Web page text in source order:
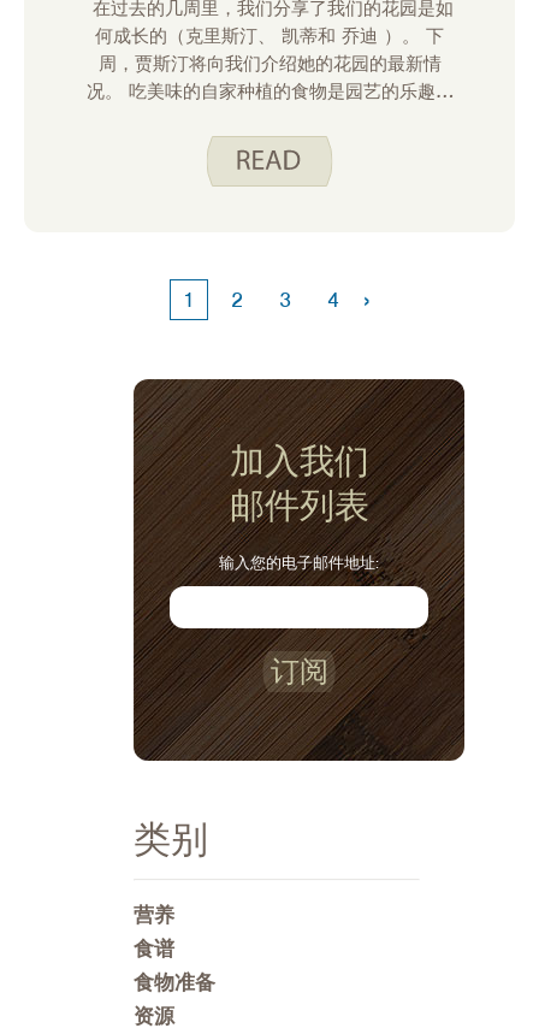
在过去的几周里，我们分享了我们的花园是如
何成长的（克里斯汀、 凯蒂和 乔迪 ）。 下
周，贾斯汀将向我们介绍她的花园的最新情
况。 吃美味的自家种植的食物是园艺的乐趣，
趣。 虽然花园里的新鲜农产品很美味，但有时
你需要把它留到以后。
1 2 3 4 ›
加入我们
邮件列表
输入您的电子邮件地址:
订阅
类别
营养
食谱
食物准备
资源